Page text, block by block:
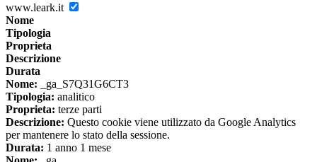
www.leark.it
Nome
Tipologia
Proprieta
Descrizione
Durata
Nome: _ga_S7Q31G6CT3
Tipologia: analitico
Proprieta: terze parti
Descrizione: Questo cookie viene utilizzato da Google Analytics
per mantenere lo stato della sessione.
Durata: 1 anno 1 mese